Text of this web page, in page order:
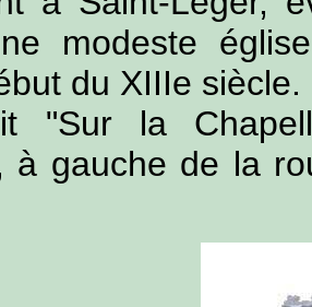
modeste
du XIIIe siècle.
"Sur la
à gauche de la